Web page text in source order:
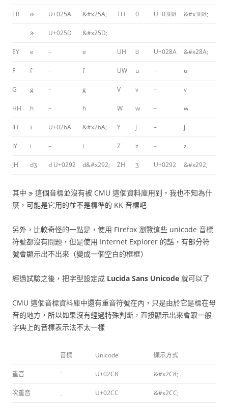
ER ɚ U+025A &#x25A; TH θ U+03B8 &#x3B8;
ɝ U+025D &#x25D;
EY e – e UH ʊ U+028A &#x28A;
F f – f UW u – u
G g – g V v – v
HH h – h W w – w
IH ɪ U+026A &#x26A; Y j – j
IY i – i Z z – z
JH dʒ d U+0292 d&#x292; ZH ʒ U+0292 &#x292;
其中 ɝ 這個音標並沒有被 CMU 這個資料庫用到，我也不知為什
麼，可能是它用的並不是標準的 KK 音標吧
另外，比較奇怪的一點是，使用 Firefox 瀏覽這些 unicode 音標
符號都沒有問題，但是使用 Internet Explorer 的話，有部分符
號會顯示出不出來（變成一個空白的框框）
經過試驗之後，把字型設定成 Lucida Sans Unicode 就可以了
CMU 這個音標資料庫中還有重音符號在內，只是由於它是標在母
音的地方，所以如果沒有經過特殊判斷，直接顯示出來會跟一般
字典上的音標表示法不太一樣
音標 Unicode 顯示方式
重音 ˈ U+02C8 &#x2C8;
次重音 U+02CC &#x2CC;